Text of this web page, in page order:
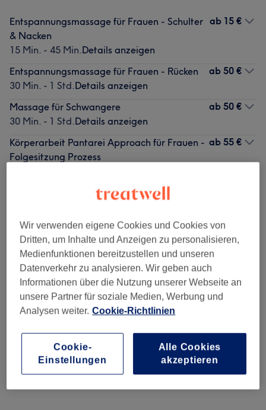
Entspannungsmassage für Frauen - Schulter
& Nacken
15 Min. - 45 Min.Details anzeigen
ab 15 €
Entspannungsmassage für Frauen - Rücken
30 Min. - 1 Std.Details anzeigen
ab 50 €
Massage für Schwangere
30 Min. - 1 Std.Details anzeigen
ab 50 €
Körperarbeit Pantarei Approach für Frauen -
Folgesitzung Prozess
ab 55 €
Ernährungsberatung -
45 Min.Details anzeigen
Alle Services
Ernährungsberatung (2) ab 55 €
)
ab 55 €
Wir verwenden eigene Cookies und Cookies von
Dritten, um Inhalte und Anzeigen zu personalisieren,
Medienfunktionen bereitzustellen und unseren
Datenverkehr zu analysieren. Wir geben auch
Informationen über die Nutzung unserer Webseite an
unsere Partner für soziale Medien, Werbung und
Analysen weiter. Cookie-Richtlinien
Cookie-
Einstellungen
Alle Cookies
akzeptieren